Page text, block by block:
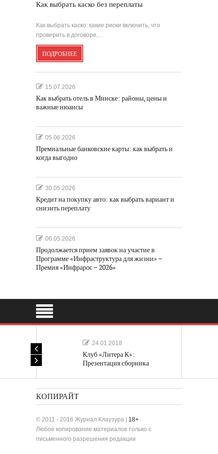
Как выбрать каско без переплаты
Как выбрать каско: какие риски включить, что
проверить в договоре,…
ПОДРОБНЕЕ
15.07.2026
Как выбрать отель в Минске: районы, цены и
важные нюансы
05.06.2026
Премиальные банковские карты: как выбрать и
когда выгодно
30.05.2026
Кредит на покупку авто: как выбрать вариант и
снизить переплату
06.05.2026
Продолжается прием заявок на участие в
Программе «Инфраструктура для жизни» –
Премия «Инфрарос – 2026»
24.01.2018
Клуб «Литера К»:
Презентация сборника
КОПИРАЙТ
© 2011 - 2016 Журнал Клаузура | 18+
Любое копирование материалов только с
письменного разрешения редакции